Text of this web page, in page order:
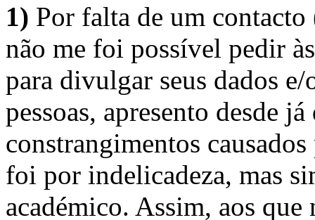
1) Por falta de um
não me foi possível pedir
para divulgar seus dados
pessoas, apresento desde
constrangimentos
foi por indelicadeza, mas
académico. Assim, aos